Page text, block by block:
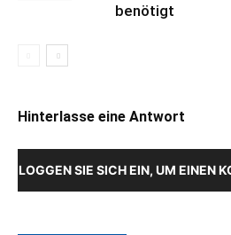
benötigt
Hinterlasse eine Antwort
LOGGEN SIE SICH EIN, UM EINEN